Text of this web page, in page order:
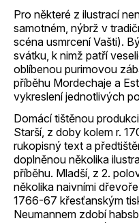
Pro některé z ilustrací
samotném, nýbrž v
scéna usmrcení Vašti).
svátku, k nimž patří
oblíbenou purimovou
příběhu Mordechaje a
vykreslení jednotlivých
Domácí tištěnou
Starší, z doby kolem r.
rukopisný text a
doplněnou několika
příběhu. Mladší, z 2.
několika naivními
1766-67 křesťanským
Neumannem zdobí